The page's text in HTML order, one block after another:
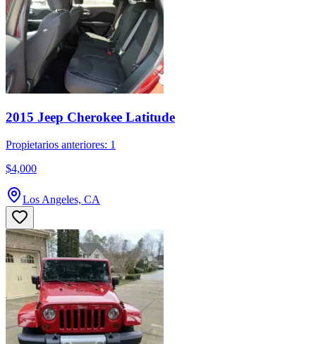
2015 Jeep Cherokee Latitude
Propietarios anteriores: 1
$4,000
Los Angeles, CA